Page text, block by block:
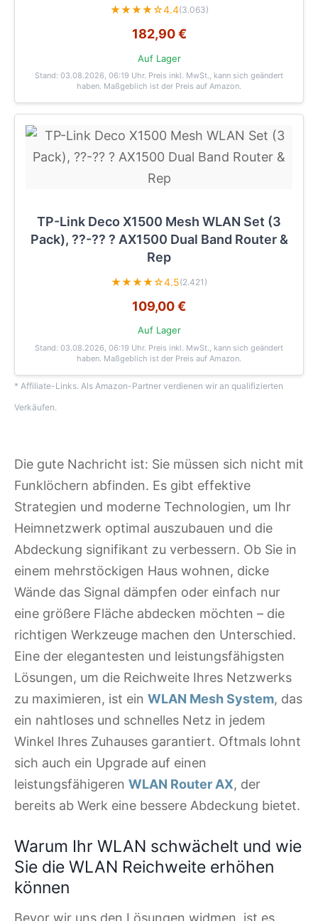
★★★★☆4.4(3.063)
182,90 €
Auf Lager
Stand: 03.08.2026, 06:19 Uhr. Preis inkl. MwSt., kann sich geändert
haben. Maßgeblich ist der Preis auf Amazon.
TP-Link Deco X1500 Mesh WLAN Set (3
Pack), ??-?? ? AX1500 Dual Band Router &
Rep
★★★★☆4.5(2.421)
109,00 €
Auf Lager
Stand: 03.08.2026, 06:19 Uhr. Preis inkl. MwSt., kann sich geändert
haben. Maßgeblich ist der Preis auf Amazon.
* Affiliate-Links. Als Amazon-Partner verdienen wir an qualifizierten
Verkäufen.
Die gute Nachricht ist: Sie müssen sich nicht mit
Funklöchern abfinden. Es gibt effektive
Strategien und moderne Technologien, um Ihr
Heimnetzwerk optimal auszubauen und die
Abdeckung signifikant zu verbessern. Ob Sie in
einem mehrstöckigen Haus wohnen, dicke
Wände das Signal dämpfen oder einfach nur
eine größere Fläche abdecken möchten – die
richtigen Werkzeuge machen den Unterschied.
Eine der elegantesten und leistungsfähigsten
Lösungen, um die Reichweite Ihres Netzwerks
zu maximieren, ist ein WLAN Mesh System, das
ein nahtloses und schnelles Netz in jedem
Winkel Ihres Zuhauses garantiert. Oftmals lohnt
sich auch ein Upgrade auf einen
leistungsfähigeren WLAN Router AX, der
bereits ab Werk eine bessere Abdeckung bietet.
Warum Ihr WLAN schwächelt und wie
Sie die WLAN Reichweite erhöhen
können
Bevor wir uns den Lösungen widmen, ist es